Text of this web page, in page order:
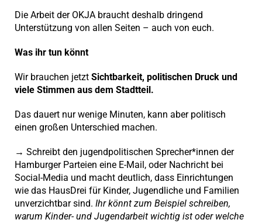
Die Arbeit der OKJA braucht deshalb dringend
Unterstützung von allen Seiten – auch von euch.
Was ihr tun könnt
Wir brauchen jetzt Sichtbarkeit, politischen Druck und
viele Stimmen aus dem Stadtteil.
Das dauert nur wenige Minuten, kann aber politisch
einen großen Unterschied machen.
→ Schreibt den jugendpolitischen Sprecher*innen der
Hamburger Parteien eine E-Mail, oder Nachricht bei
Social-Media und macht deutlich, dass Einrichtungen
wie das HausDrei für Kinder, Jugendliche und Familien
unverzichtbar sind. Ihr könnt zum Beispiel schreiben,
warum Kinder- und Jugendarbeit wichtig ist oder welche